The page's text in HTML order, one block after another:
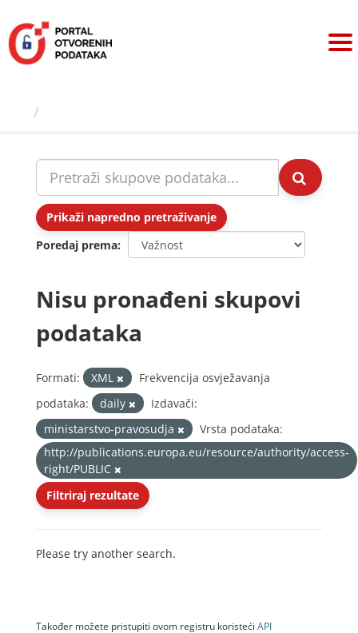
sadržaj
Prikaži napredno pretraživanje
Poredaj prema
Nisu pronađeni skupovi
podataka
Formati: XML
Frekvencija osvježavanja
podataka:
daily
Izdavači:
ministarstvo-pravosudja
Vrsta podataka:
http://publications.europa.eu/resource/authority/access-
right/PUBLIC
Filtriraj rezultate
Please try another search.
Također možete pristupiti ovom registru koristeći API